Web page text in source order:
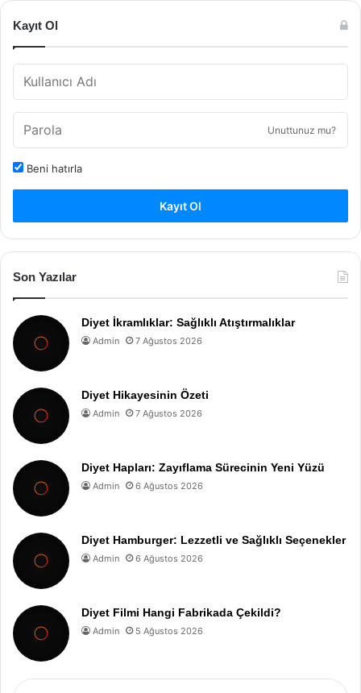
Kayıt Ol
Unuttunuz mu?
Beni hatırla
Kayıt Ol
Son Yazılar
Diyet İkramlıklar: Sağlıklı Atıştırmalıklar
Admin 7 Ağustos 2026
Diyet Hikayesinin Özeti
Admin 7 Ağustos 2026
Diyet Hapları: Zayıflama Sürecinin Yeni Yüzü
Admin 6 Ağustos 2026
Diyet Hamburger: Lezzetli ve Sağlıklı Seçenekler
Admin 6 Ağustos 2026
Diyet Filmi Hangi Fabrikada Çekildi?
Admin 5 Ağustos 2026